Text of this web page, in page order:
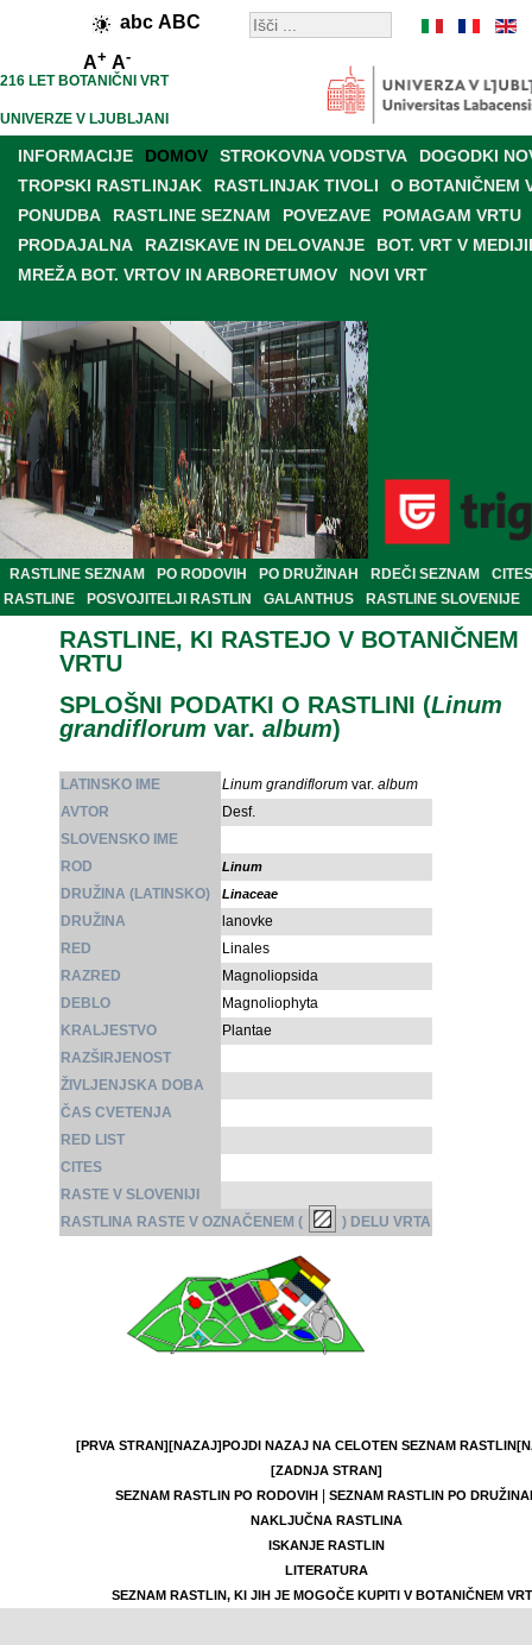
abc ABC
A+ A-
216 LET BOTANIČNI VRT
UNIVERZE V LJUBLJANI
INFORMACIJE DOMOV STROKOVNA VODSTVA
DOGODKI
TROPSKI RASTLINJAK
RASTLINJAK TIVOLI
O BOTANIČNEM
PONUDBA
RASTLINE SEZNAM POVEZAVE
POMAGAM VRTU
PRODAJALNA
RAZISKAVE IN DELOVANJE
BOT. VRT V
MREŽA BOT. VRTOV IN ARBORETUMOV
NOVI VRT
RASTLINE SEZNAM PO RODOVIH PO DRUŽINAH RDEČI SEZNAM
CITES
RASTLINE
POSVOJITELJI RASTLIN GALANTHUS RASTLINE SLOVENIJE
RASTLINE, KI RASTEJO V BOTANIČNEM
VRTU
SPLOŠNI PODATKI O RASTLINI (Linum
grandiflorum var. album)
LATINSKO IME Linum grandiflorum var. album
AVTOR
Desf.
SLOVENSKO IME
ROD
Linum
DRUŽINA (LATINSKO) Linaceae
DRUŽINA
lanovke
RED
Linales
RAZRED
Magnoliopsida
DEBLO
Magnoliophyta
KRALJESTVO
Plantae
RAZŠIRJENOST
ŽIVLJENJSKA DOBA
ČAS CVETENJA
RED LIST
CITES
RASTE V SLOVENIJI
RASTLINA RASTE V OZNAČENEM (
) DELU VRTA
[PRVA STRAN][NAZAJ]POJDI NAZAJ NA CELOTEN SEZNAM RASTLIN
[ZADNJA STRAN]
SEZNAM RASTLIN PO RODOVIH|
SEZNAM RASTLIN PO
NAKLJUČNA RASTLINA
ISKANJE RASTLIN
LITERATURA
SEZNAM RASTLIN, KI JIH JE MOGOČE KUPITI V BOTANIČNEM